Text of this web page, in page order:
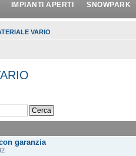
IMPIANTI APERTI SNOWPARK
VARIO
garanzia